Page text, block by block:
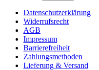
Datenschutzerklärung
Widerrufsrecht
AGB
Impressum
Barrierefreiheit
Zahlungsmethoden
Lieferung & Versand